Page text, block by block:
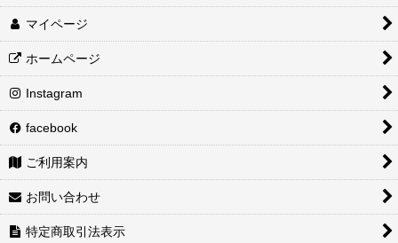
マイページ
ホームページ
Instagram
facebook
ご利用案内
お問い合わせ
特定商取引法表示